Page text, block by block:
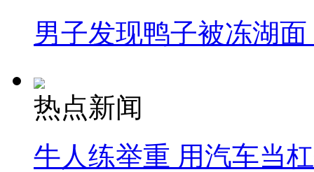
男子发现鸭子被冻湖
热点新闻
牛人练举重 用汽车当